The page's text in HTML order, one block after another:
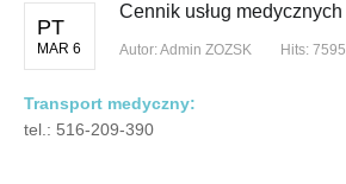
PT
MAR 6
Cennik usług medycznych
Autor:Admin ZOZSK Hits: 7595
Transport medyczny:
tel.: 516-209-390